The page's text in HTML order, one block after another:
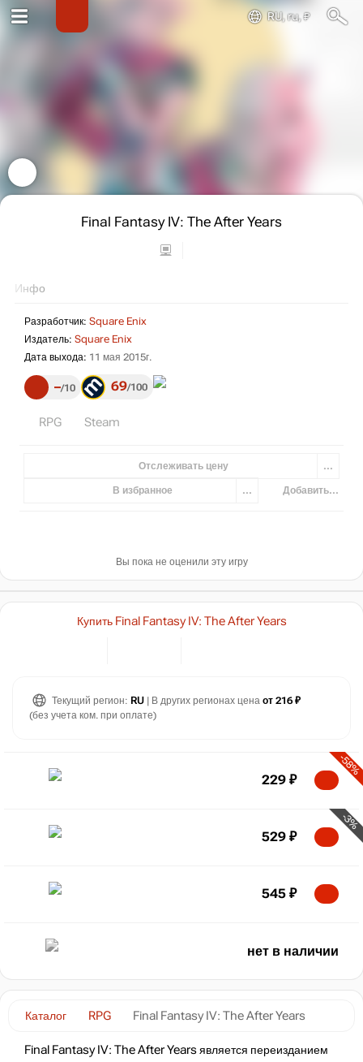
RU, ru, ₽
Final Fantasy IV: The After Years
Инфо
Разработчик: Square Enix
Издатель: Square Enix
Дата выхода: 11 мая 2015г.
– 10 69 100
RPG Steam
Отслеживать цену ...
В избранное ... Добавить...
Вы пока не оценили эту игру
Каталог RPG Final Fantasy IV: The After Years
Final Fantasy IV: The After Years является переизданием
Купить Final Fantasy IV: The After Years
Текущий регион: RU | В других регионах цена от 216 ₽
(без учета ком. при оплате)
-58%
229 ₽
-3%
529 ₽
545 ₽
нет в наличии